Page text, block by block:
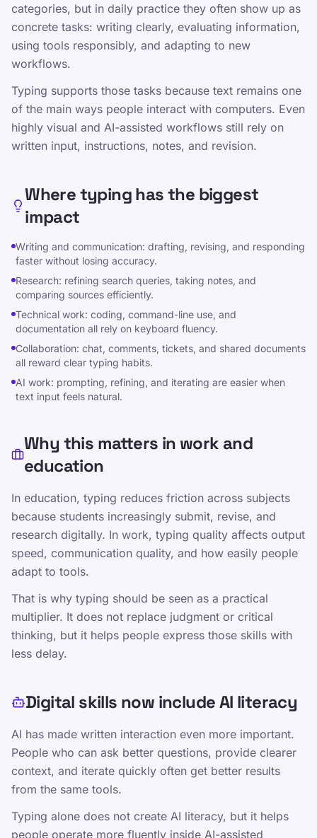
এই পৃষ্ঠা শেয়ার করুন
X এ শেয়ার করুন
Facebook এ শেয়ার করুন
LinkedIn এ শেয়ার করুন
WhatsApp এ শেয়ার করুন
শিশু, কিশোর, প্রাপ্তবয়স্ক এবং বয়স্কদের জন্য টাইপিংকে মজাদার এবং
কার্যকর করুন। আমাদের কাঠামোগত এবং কৌতুকপূর্ণ পদ্ধতির সাথে আপনার
গোপনীয়তা নীতি
Editorial Policy
যোগাযোগ
প্রশিক্ষণ
নিজেকে পরীক্ষা করুন
গেমস
মূল্য নির্ধারণ
অনলাইন টাইপিং লেসন
টাইপিং অনুশীলন
TypeLab X·TypeLab LinkedIn·TypeLab
YouTube
categories, but in daily practice they often show up as
concrete tasks: writing clearly, evaluating information,
using tools responsibly, and adapting to new
workflows.
Typing supports those tasks because text remains one
of the main ways people interact with computers. Even
highly visual and AI-assisted workflows still rely on
written input, instructions, notes, and revision.
Where typing has the biggest
impact
Writing and communication: drafting, revising, and responding
faster without losing accuracy.
Research: refining search queries, taking notes, and
comparing sources efficiently.
Technical work: coding, command-line use, and
documentation all rely on keyboard fluency.
Collaboration: chat, comments, tickets, and shared documents
all reward clear typing habits.
AI work: prompting, refining, and iterating are easier when
text input feels natural.
Why this matters in work and
education
In education, typing reduces friction across subjects
because students increasingly submit, revise, and
research digitally. In work, typing quality affects output
speed, communication quality, and how easily people
adapt to tools.
That is why typing should be seen as a practical
multiplier. It does not replace judgment or critical
thinking, but it helps people express those skills with
less delay.
Digital skills now include AI literacy
AI has made written interaction even more important.
People who can ask better questions, provide clearer
context, and iterate quickly often get better results
from the same tools.
Typing alone does not create AI literacy, but it helps
people operate more fluently inside AI-assisted